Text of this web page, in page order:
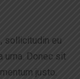
sollicitudin eu
urna. Donec sit
justo.